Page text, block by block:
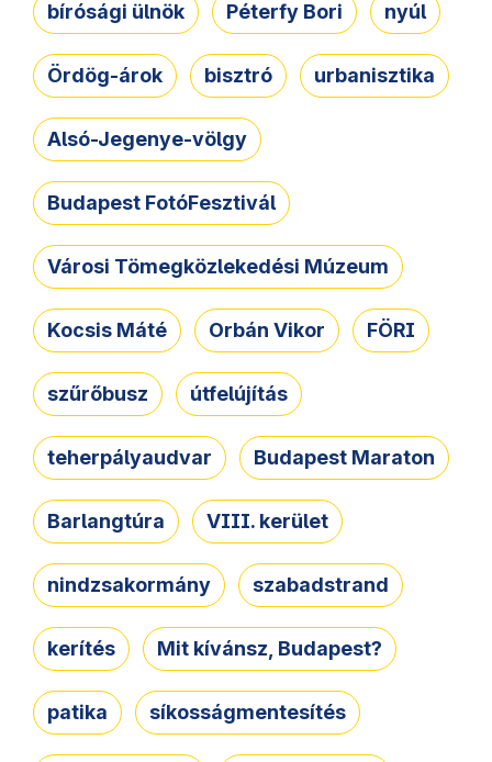
bírósági ülnök Péterfy Bori nyúl
Ördög-árok bisztró urbanisztika
Alsó-Jegenye-völgy
Budapest FotóFesztivál
Városi Tömegközlekedési Múzeum
Kocsis Máté Orbán Vikor FÖRI
szűrőbusz útfelújítás
teherpályaudvar Budapest Maraton
Barlangtúra VIII. kerület
nindzsakormány szabadstrand
kerítés Mit kívánsz, Budapest?
patika síkosságmentesítés